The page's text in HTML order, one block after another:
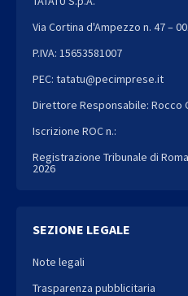
Via Cortina d'Ampezzo n. 47 –
P.IVA: 15653581007
PEC: tatatu@pecimprese.it
Direttore Responsabile: Rocco
Iscrizione ROC n.:
Registrazione Tribunale di
2026
SEZIONE LEGALE
Note legali
Trasparenza pubblicitaria